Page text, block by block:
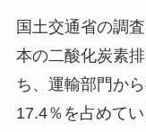
国土交通省の調
本の二酸化炭素
ち、運輸部門か
17.4％を占めてい